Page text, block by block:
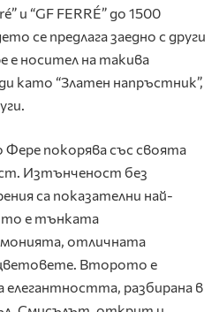
и “GF FERRÉ” до 1500
се предлага заедно с други
е носител на такива
като “Златен напръстник”,
покорява със своята
Изтънченост без
са показателни най-
е тънката
отличната
цветовете. Второто е
елегантността, разбирана в